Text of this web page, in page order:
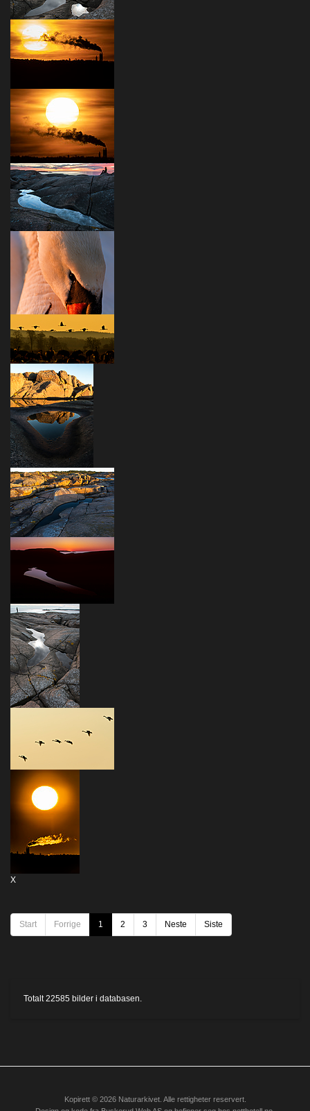
X
Start Forrige 1 2 3 Neste Siste
Totalt 22585 bilder i databasen.
Kopirett © 2026 Naturarkivet. Alle rettigheter reservert.